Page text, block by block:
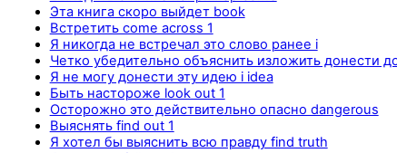
Эта книга скоро выйдет book
Встретить come across 1
Я никогда не встречал это слово ранее i
Четко убедительно объяснить изложить донести
Я не могу донести эту идею i idea
Быть настороже look out 1
Осторожно это действительно опасно dangerous
Выяснять find out 1
Я хотел бы выяснить всю правду find truth